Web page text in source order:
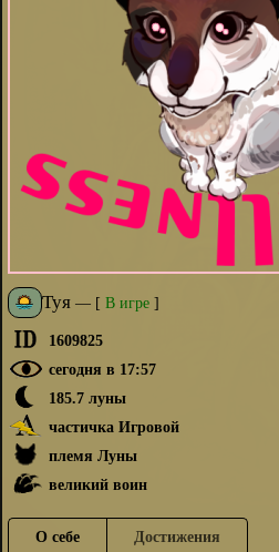
Туя— [ В игре]
1609825
сегодня в 17:57
185.7 луны
частичка Игровой
племя Луны
великий воин
О себе
Достижения